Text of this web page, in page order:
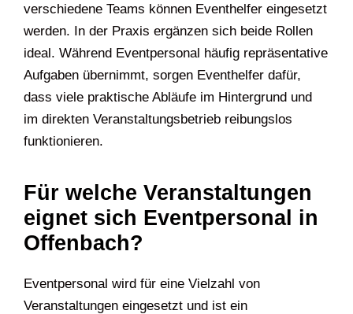
verschiedene Teams können Eventhelfer eingesetzt
werden. In der Praxis ergänzen sich beide Rollen
ideal. Während Eventpersonal häufig repräsentative
Aufgaben übernimmt, sorgen Eventhelfer dafür,
dass viele praktische Abläufe im Hintergrund und
im direkten Veranstaltungsbetrieb reibungslos
funktionieren.
Für welche Veranstaltungen
eignet sich Eventpersonal in
Offenbach?
Eventpersonal wird für eine Vielzahl von
Veranstaltungen eingesetzt und ist ein